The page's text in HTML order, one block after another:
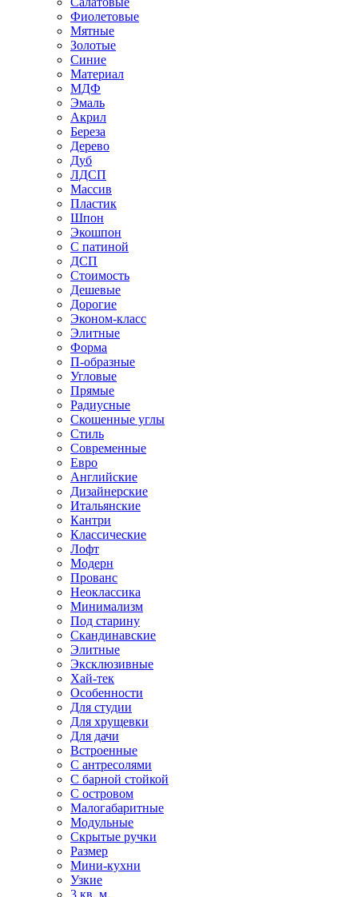
Фиолетовые
Мятные
Золотые
Синие
Материал
МДФ
Эмаль
Акрил
Береза
Дерево
Дуб
ЛДСП
Массив
Пластик
Шпон
Экошпон
С патиной
ДСП
Стоимость
Дешевые
Дорогие
Эконом-класс
Элитные
Форма
П-образные
Угловые
Прямые
Радиусные
Скошенные углы
Стиль
Современные
Евро
Английские
Дизайнерские
Итальянские
Кантри
Классические
Лофт
Модерн
Прованс
Неоклассика
Минимализм
Под старину
Скандинавские
Элитные
Эксклюзивные
Хай-тек
Особенности
Для студии
Для хрущевки
Для дачи
Встроенные
С антресолями
С барной стойкой
С островом
Малогабаритные
Модульные
Скрытые ручки
Размер
Мини-кухни
Узкие
3 кв. м.